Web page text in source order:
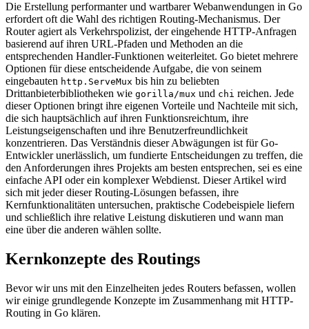
Die Erstellung performanter und wartbarer Webanwendungen in Go
erfordert oft die Wahl des richtigen Routing-Mechanismus. Der
Router agiert als Verkehrspolizist, der eingehende HTTP-Anfragen
basierend auf ihren URL-Pfaden und Methoden an die
entsprechenden Handler-Funktionen weiterleitet. Go bietet mehrere
Optionen für diese entscheidende Aufgabe, die von seinem
eingebauten http.ServeMux bis hin zu beliebten
Drittanbieterbibliotheken wie gorilla/mux und chi reichen. Jede
dieser Optionen bringt ihre eigenen Vorteile und Nachteile mit sich,
die sich hauptsächlich auf ihren Funktionsreichtum, ihre
Leistungseigenschaften und ihre Benutzerfreundlichkeit
konzentrieren. Das Verständnis dieser Abwägungen ist für Go-
Entwickler unerlässlich, um fundierte Entscheidungen zu treffen, die
den Anforderungen ihres Projekts am besten entsprechen, sei es eine
einfache API oder ein komplexer Webdienst. Dieser Artikel wird
sich mit jeder dieser Routing-Lösungen befassen, ihre
Kernfunktionalitäten untersuchen, praktische Codebeispiele liefern
und schließlich ihre relative Leistung diskutieren und wann man
eine über die anderen wählen sollte.
Kernkonzepte des Routings
Bevor wir uns mit den Einzelheiten jedes Routers befassen, wollen
wir einige grundlegende Konzepte im Zusammenhang mit HTTP-
Routing in Go klären.